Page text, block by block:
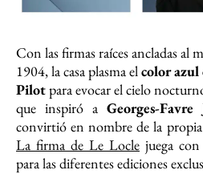
Con las firmas raíces ancladas al
1904, la casa plasma elcolor azul
Pilotpara evocar el cielo
que inspiró a Georges-Favre
convirtió en nombre de la
La firma de Le Locle juega
para las diferentes ediciones